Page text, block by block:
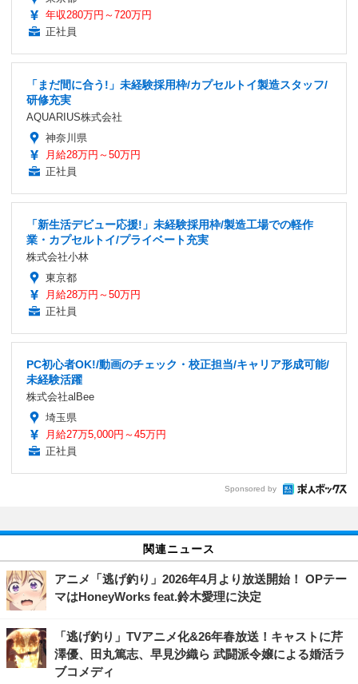
年収280万円～720万円
正社員
「まだ間に合う!」未経験採用枠/カプセルトイ製造スタッフ/
研修充実
AQUARIUS株式会社
神奈川県
月給28万円～50万円
正社員
「新生活デビュー応援!」未経験採用枠/製造工場での軽作
業・カプセルトイ/プライベート充実
株式会社小林
東京都
月給28万円～50万円
正社員
PC初心者OK!/動画のチェック・校正担当/キャリア形成可能/
未経験活躍
株式会社alBee
埼玉県
月給27万5,000円～45万円
正社員
Sponsored by
関連ニュース
アニメ「逃げ釣り」2026年4月より放送開始！ OPテー
マはHoneyWorks feat.鈴木愛理に決定
「逃げ釣り」TVアニメ化&26年春放送！キャストに芹
澤優、田丸篤志、早見沙織ら 武闘派令嬢による婚活ラ
ブコメディ